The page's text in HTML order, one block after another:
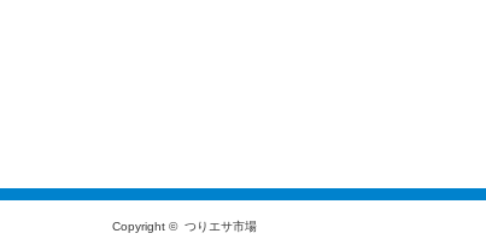
Copyright © つりエサ市場